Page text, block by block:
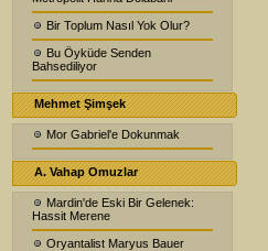
Bir Toplum Nasıl Yok Olur?
Bu Öyküde Senden
Bahsediliyor
Mehmet Şimşek
Mor Gabriel'e Dokunmak
A. Vahap Omuzlar
Mardin'de Eski Bir Gelenek:
Hassit Merene
Oryantalist Maryus Bauer